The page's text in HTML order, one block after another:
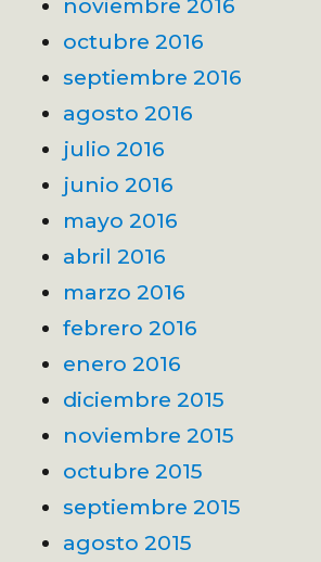
noviembre 2016
octubre 2016
septiembre 2016
agosto 2016
julio 2016
junio 2016
mayo 2016
abril 2016
marzo 2016
febrero 2016
enero 2016
diciembre 2015
noviembre 2015
octubre 2015
septiembre 2015
agosto 2015